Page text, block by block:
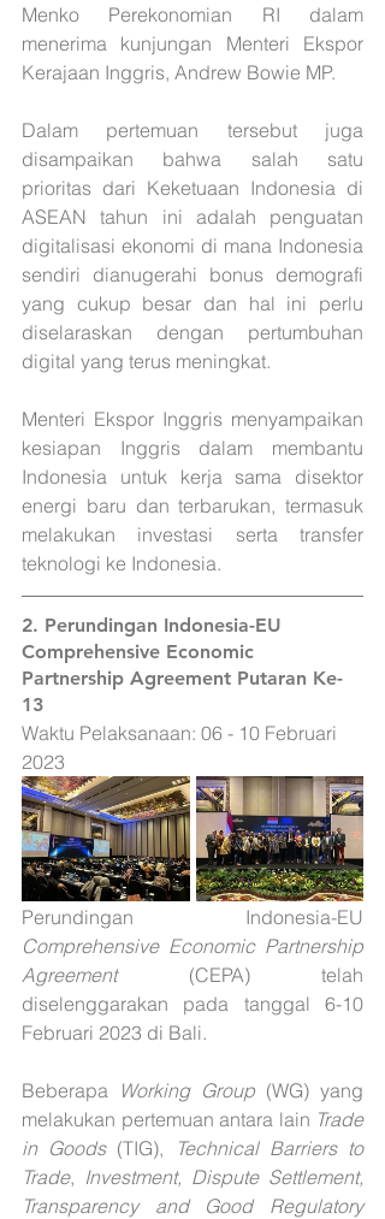
Menko Perekonomian RI dalam
menerima kunjungan Menteri Ekspor
Kerajaan Inggris, Andrew Bowie MP.
Dalam pertemuan tersebut juga
disampaikan bahwa salah satu
prioritas dari Keketuaan Indonesia di
ASEAN tahun ini adalah penguatan
digitalisasi ekonomi di mana Indonesia
sendiri dianugerahi bonus demografi
yang cukup besar dan hal ini perlu
diselaraskan dengan pertumbuhan
digital yang terus meningkat.
Menteri Ekspor Inggris menyampaikan
kesiapan Inggris dalam membantu
Indonesia untuk kerja sama disektor
energi baru dan terbarukan, termasuk
melakukan investasi serta transfer
teknologi ke Indonesia.
2. Perundingan Indonesia-EU
Comprehensive Economic
Partnership Agreement Putaran Ke-
13
Waktu Pelaksanaan: 06 - 10 Februari
2023
Comprehensive Economic Partnership
Agreement (CEPA) telah
diselenggarakan pada tanggal 6-10
Februari 2023 di Bali.
Beberapa Working Group (WG) yang
melakukan pertemuan antara lain Trade
in Goods (TIG),
Technical Barriers to
Trade, Investment, Dispute Settlement,
Transparency and Good Regulatory